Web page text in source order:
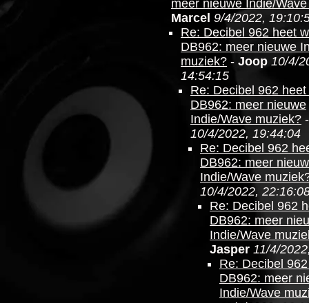
meer nieuwe Indie/
Marcel 9/4/2022,
Re: Decibel 962 heet
DB962: meer nieuwe
muziek? - Joop 10/4/
14:54:15
Re: Decibel 962
DB962: meer nieuwe
Indie/Wave muziek?
10/4/2022, 19:44:04
Re: Decibel 962
DB962: meer
Indie/Wave
10/4/2022,
Re: Decibel 962
DB962: meer
Indie/Wave
Jasper 11/4/
Re: Decibel
DB962: meer
Indie/Wave